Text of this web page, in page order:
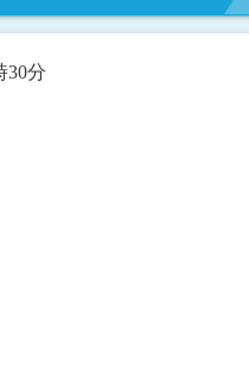
30分